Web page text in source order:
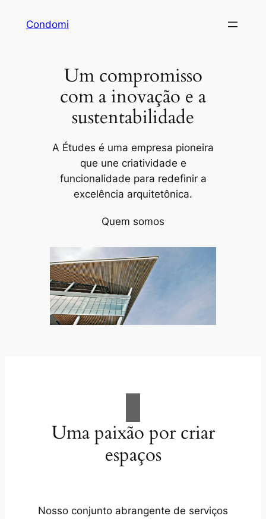
Condomi
Um compromisso
com a inovação e a
sustentabilidade
A Études é uma empresa pioneira
que une criatividade e
funcionalidade para redefinir a
excelência arquitetônica.
Quem somos
Uma paixão por criar
espaços
Nosso conjunto abrangente de serviços